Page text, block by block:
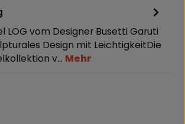
LOG vom Designer Busetti Garuti
Design mit LeichtigkeitDie
v… Mehr